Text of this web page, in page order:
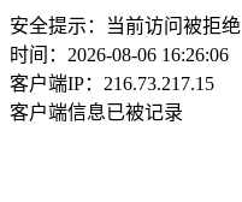
安全提示：当前访问被拒绝
时间：2026-08-06 16:26:06
客户端IP：216.73.217.15
客户端信息已被记录